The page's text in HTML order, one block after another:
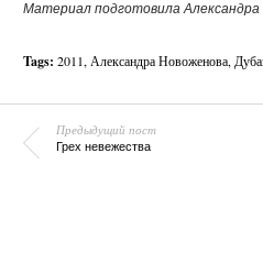
Материал подготовила Александра
Tags: 2011, Александра Новоженова,
Предыдущий пост
Грех невежества